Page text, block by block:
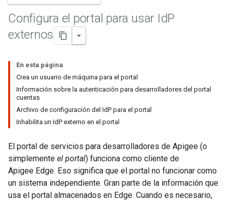
Configura el portal para usar IdP
externos
En esta página
Crea un usuario de máquina para el portal
Información sobre la autenticación para desarrolladores del portal
cuentas
Archivo de configuración del IdP para el portal
Inhabilita un IdP externo en el portal
El portal de servicios para desarrolladores de Apigee (o
simplemente el portal) funciona como cliente de
Apigee Edge. Eso significa que el portal no funcionar como
un sistema independiente. Gran parte de la información que
usa el portal almacenados en Edge. Cuando es necesario,